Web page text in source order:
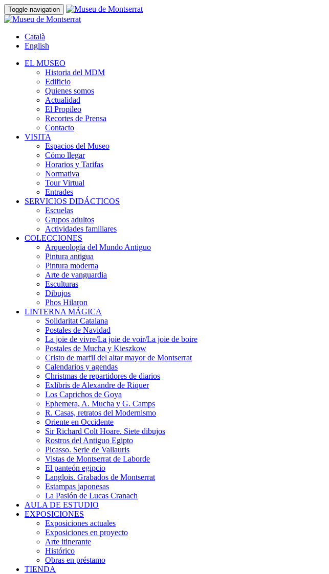
Toggle navigation
Català
English
EL MUSEO
Historia del MDM
Edificio
Quienes somos
Actualidad
El Propileo
Recortes de Prensa
Contacto
VISITA
Espacios del Museo
Cómo llegar
Horarios y Tarifas
Normativa
Tour Virtual
Entrades
SERVICIOS DIDÁCTICOS
Escuelas
Grupos adultos
Actividades familiares
COLECCIONES
Arqueología del Mundo Antiguo
Pintura antigua
Pintura moderna
Arte de vanguardia
Esculturas
Dibujos
Phos Hilaron
LINTERNA MÁGICA
Solidaritat Catalana
Postales de Navidad
La joie de vivre/La joie de voir/La joie de boire
Postales de Mucha y Kieszkow
Cristo de marfil del altar mayor de Montserrat
Calendarios y agendas
Christmas de repartidores de diarios
Exlibris de Alexandre de Riquer
Los Caprichos de Goya
Ephemera, A. Mucha y G. Camps
R. Casas, retratos del Modernismo
Oriente en Occidente
Sir Richard Colt Hoare. Siete dibujos
Rostros del Antiguo Egipto
Picasso. Serie de Vallauris
Vistas de Montserrat de Laborde
El panteón egipcio
Langlois. Grabados de Montserrat
Estampas japonesas
La Pasión de Lucas Cranach
AULA DE ESTUDIO
EXPOSICIONES
Exposiciones actuales
Exposiciones en proyecto
Arte itinerante
Histórico
Obras en préstamo
TIENDA